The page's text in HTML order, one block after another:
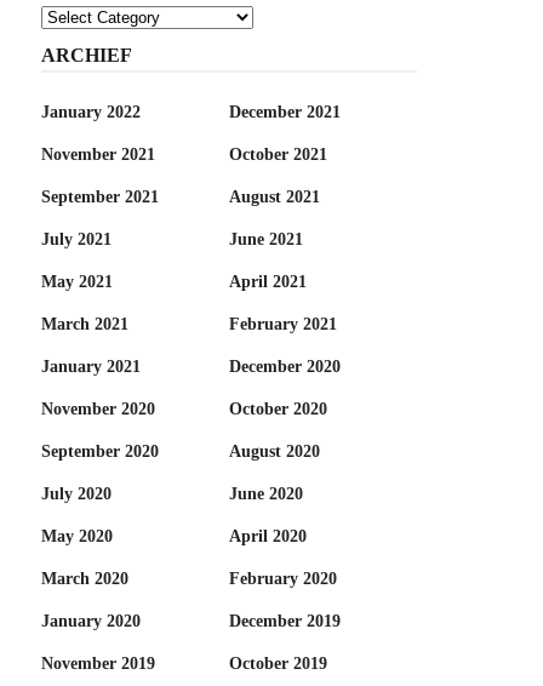
Categoriën
ARCHIEF
January 2022 December 2021
November 2021 October 2021
September 2021 August 2021
July 2021 June 2021
May 2021 April 2021
March 2021 February 2021
January 2021 December 2020
November 2020 October 2020
September 2020 August 2020
July 2020 June 2020
May 2020 April 2020
March 2020 February 2020
January 2020 December 2019
November 2019 October 2019